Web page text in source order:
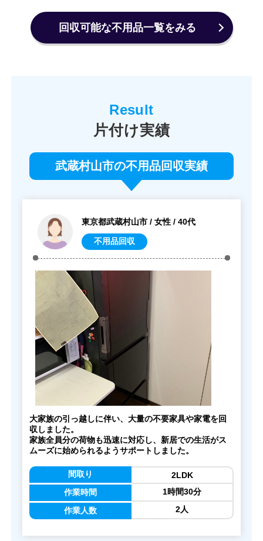
回収可能な不用品一覧をみる
片付け実績
武蔵村山市の不用品回収実績
東京都武蔵村山市 / 女性 / 40代
不用品回収
大家族の引っ越しに伴い、大量の不要家具や家電を回
収しました。
家族全員分の荷物も迅速に対応し、新居での生活がス
ムーズに始められるようサポートしました。
間取り
作業時間
作業人数
2LDK
1時間30分
2人